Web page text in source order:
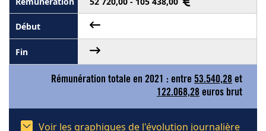
Rémunération totale en 2021 : entre 53.540,28 et
122.068,28 euros brut
Voir les graphiques de l'évolution journalière